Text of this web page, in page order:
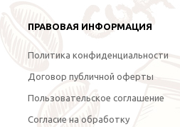
ПРАВОВАЯ ИНФОРМАЦИЯ
Политика конфиденциальности
Договор публичной оферты
Пользовательское соглашение
Согласие на обработку